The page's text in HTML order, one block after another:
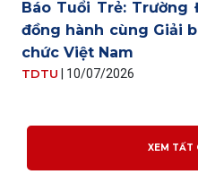
Báo Tuổi Trẻ:
đồng hành cùng Giải
chức Việt Nam
TDTU 10/07/2026
XEM TẤT